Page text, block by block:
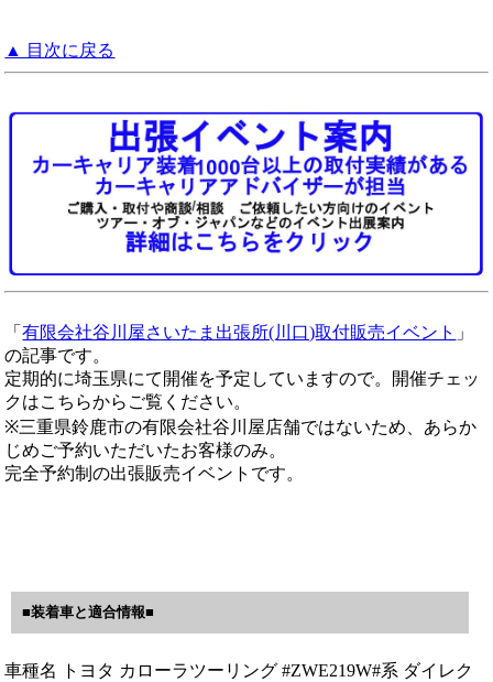
▲ 目次に戻る
「有限会社谷川屋さいたま出張所(川口)取付販売イベント 」
の記事です。
定期的に埼玉県にて開催を予定していますので。開催チェッ
クはこちらからご覧ください。
※三重県鈴鹿市の有限会社谷川屋店舗ではないため、あらか
じめご予約いただいたお客様のみ。
完全予約制の出張販売イベントです。
■装着車と適合情報■
車種名 トヨタ カローラツーリング #ZWE219W#系 ダイレク